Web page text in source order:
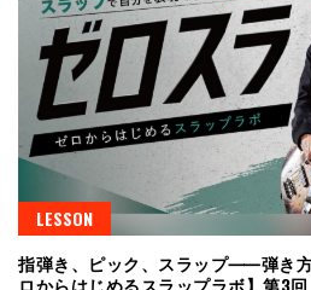
LESSON
指弾き、ピック、スラップ⸺弾き
ロからはじめるスラップラボ】第3回